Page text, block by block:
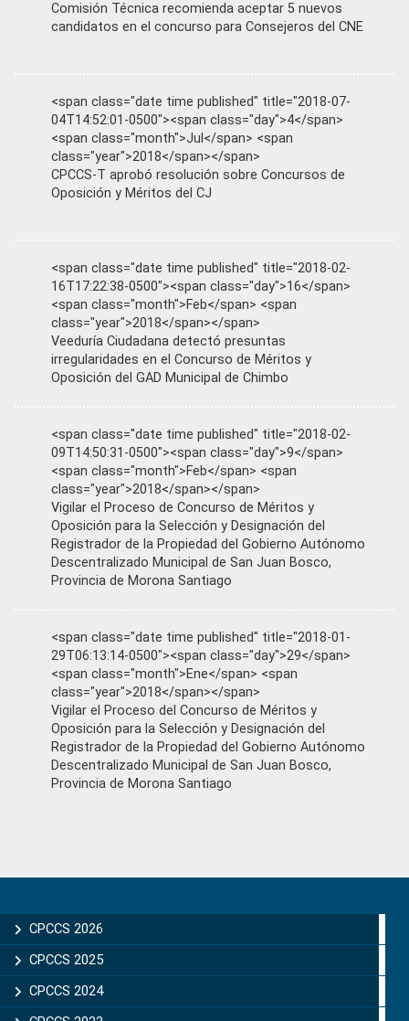
Comisión Técnica recomienda aceptar 5 nuevos
candidatos en el concurso para Consejeros del CNE
<span class="date time published" title="2018-07-
04T14:52:01-0500"><span class="day">4</span>
<span class="month">Jul</span> <span
class="year">2018</span></span>
CPCCS-T aprobó resolución sobre Concursos de
Oposición y Méritos del CJ
<span class="date time published" title="2018-02-
16T17:22:38-0500"><span class="day">16</span>
<span class="month">Feb</span> <span
class="year">2018</span></span>
Veeduría Ciudadana detectó presuntas
irregularidades en el Concurso de Méritos y
Oposición del GAD Municipal de Chimbo
<span class="date time published" title="2018-02-
09T14:50:31-0500"><span class="day">9</span>
<span class="month">Feb</span> <span
class="year">2018</span></span>
Vigilar el Proceso de Concurso de Méritos y
Oposición para la Selección y Designación del
Registrador de la Propiedad del Gobierno Autónomo
Descentralizado Municipal de San Juan Bosco,
Provincia de Morona Santiago
<span class="date time published" title="2018-01-
29T06:13:14-0500"><span class="day">29</span>
<span class="month">Ene</span> <span
class="year">2018</span></span>
Vigilar el Proceso del Concurso de Méritos y
Oposición para la Selección y Designación del
Registrador de la Propiedad del Gobierno Autónomo
Descentralizado Municipal de San Juan Bosco,
Provincia de Morona Santiago
Sidebar
CPCCS 2026
CPCCS 2025
CPCCS 2024